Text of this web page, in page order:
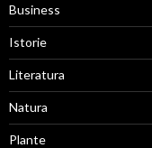
Business
Istorie
Literatura
Natura
Plante